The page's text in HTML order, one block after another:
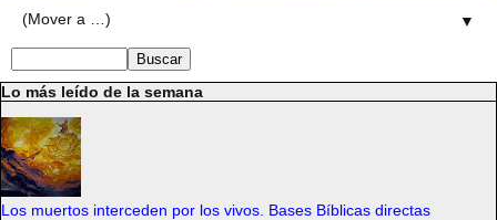
▼
Lo más leído de la semana
Los muertos interceden por los vivos. Bases Bíblicas directas